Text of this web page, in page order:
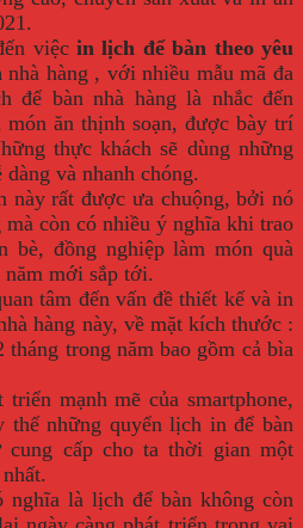
việc in lịch để bàn theo yêu
nhà hàng , với nhiều mẫu mã đa
để bàn nhà hàng là nhắc đến
ăn thịnh soạn, được bày trí
thực khách sẽ dùng những
và nhanh chóng.
này rất được ưa chuộng, bởi nó
mà còn có nhiều ý nghĩa khi trao
bè, đồng nghiệp làm món quà
năm mới sắp tới.
tâm đến vấn đề thiết kế và in
hàng này, về mặt kích thước :
trong năm bao gồm cả bìa
mạnh mẽ của smartphone,
thế những quyển lịch in để bàn
cung cấp cho ta thời gian một
nghĩa là lịch để bàn không còn